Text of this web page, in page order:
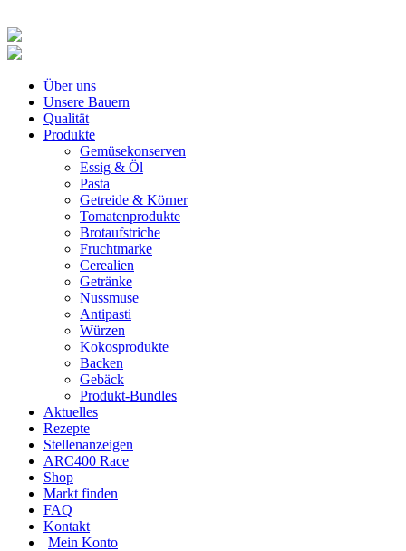
Über uns
Unsere Bauern
Qualität
Produkte
Gemüsekonserven
Essig & Öl
Pasta
Getreide & Körner
Tomatenprodukte
Brotaufstriche
Fruchtmarke
Cerealien
Getränke
Nussmuse
Antipasti
Würzen
Kokosprodukte
Backen
Gebäck
Produkt-Bundles
Aktuelles
Rezepte
Stellenanzeigen
ARC400 Race
Shop
Markt finden
FAQ
Kontakt
Mein Konto